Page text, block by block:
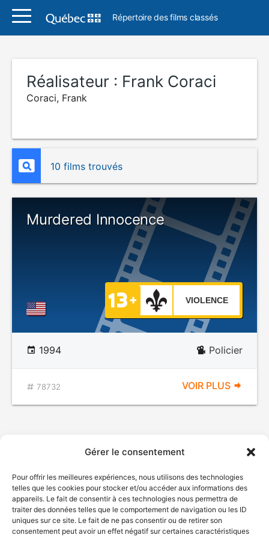
Gérer le consentement
Pour offrir les meilleures expériences, nous utilisons des technologies
telles que les cookies pour stocker et/ou accéder aux informations des
appareils. Le fait de consentir à ces technologies nous permettra de
traiter des données telles que le comportement de navigation ou les ID
uniques sur ce site. Le fait de ne pas consentir ou de retirer son
consentement peut avoir un effet négatif sur certaines caractéristiques
Répertoire des films classés
Réalisateur : Frank Coraci
Coraci, Frank
10 films trouvés
Murdered Innocence
VIOLENCE
1994 Policier
78732 VOIR PLUS